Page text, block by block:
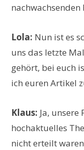
nachwachsenden
Lola: Nun ist es
uns das letzte
gehört, bei euch
ich euren Artikel
Klaus: Ja, unsere
hochaktuelles
nicht erteilt